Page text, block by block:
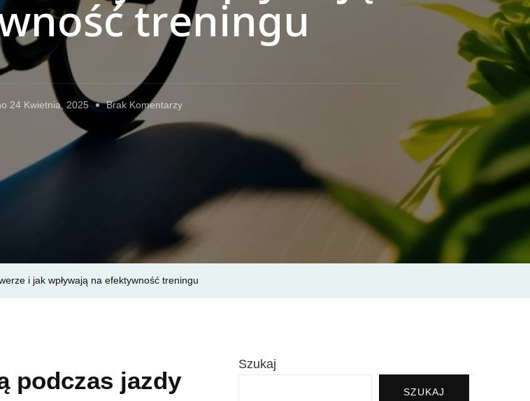
treningu
24 Kwietnia, 2025 Brak KomentarzyDo
Jakie
Jazdy
Rowerze
I
Jak
i jak wpływają na efektywność treningu
podczas jazdy
Szukaj
SZUKAJ